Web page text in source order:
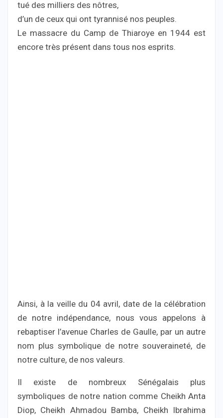
tué des milliers des nôtres,
d’un de ceux qui ont tyrannisé nos peuples.
Le massacre du Camp de Thiaroye en 1944 est
encore très présent dans tous nos esprits.
Ainsi, à la veille du 04 avril, date de la célébration
de notre indépendance, nous vous appelons à
rebaptiser l’avenue Charles de Gaulle, par un autre
nom plus symbolique de notre souveraineté, de
notre culture, de nos valeurs.
Il existe de nombreux Sénégalais plus
symboliques de notre nation comme Cheikh Anta
Diop, Cheikh Ahmadou Bamba, Cheikh Ibrahima